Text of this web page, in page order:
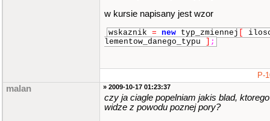
w kursie napisany jest wzor
wskaznik = new typ_zmiennej [
lementow_danego_typu ] ;
P-
malan » 2009-10-17 01:23:37
czy ja ciagle popelniam jakis blad,
widze z powodu poznej pory?